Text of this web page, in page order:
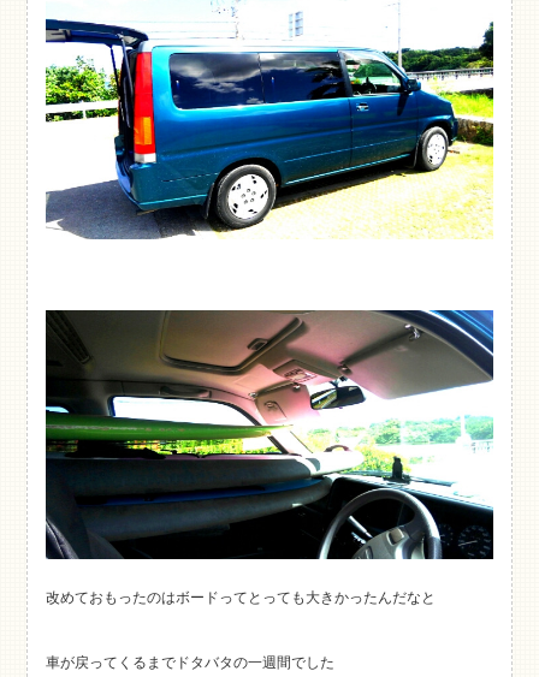
改めておもったのはボードってとっても大きかったんだなと
車が戻ってくるまでドタバタの一週間でした